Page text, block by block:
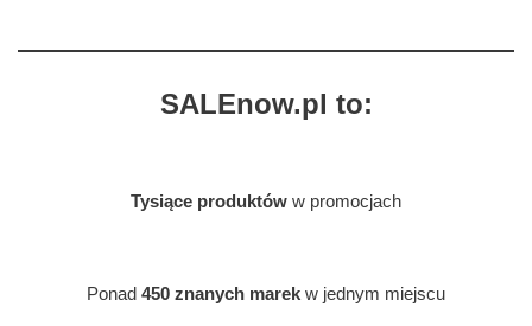
SALEnow.pl to:
Tysiące produktów w promocjach
Ponad 450 znanych marek w jednym miejscu